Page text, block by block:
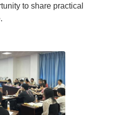
to share practical